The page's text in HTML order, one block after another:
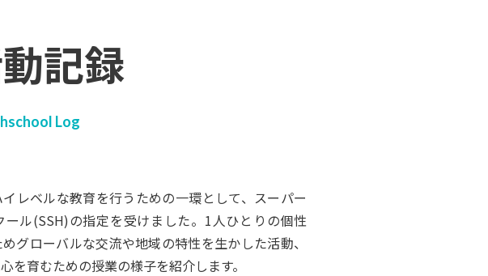
記録
Log
レベルな教育を行うための一環として、スーパー
ール(SSH)の指定を受けました。1人ひとりの個性
グローバルな交流や地域の特性を生かした活動、
を育むための授業の様子を紹介します。